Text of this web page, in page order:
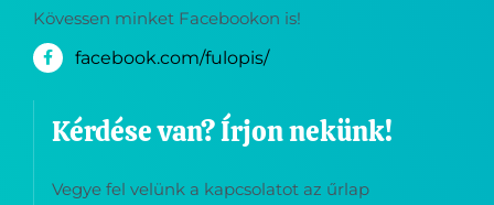
Kövessen minket Facebookon is!
facebook.com/fulopis/
Kérdése van? Írjon nekünk!
Vegye fel velünk a kapcsolatot az űrlap